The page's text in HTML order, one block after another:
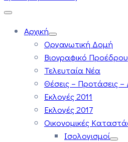
Αρχική
Οργανωτική Δομή
Βιογραφικό Προέδρου
Τελευταία Νέα
Θέσεις – Προτάσεις –
Εκλογές 2011
Εκλογές 2017
Οικονομικές
Ισολογισμοί